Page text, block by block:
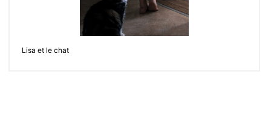
Lisa et le chat